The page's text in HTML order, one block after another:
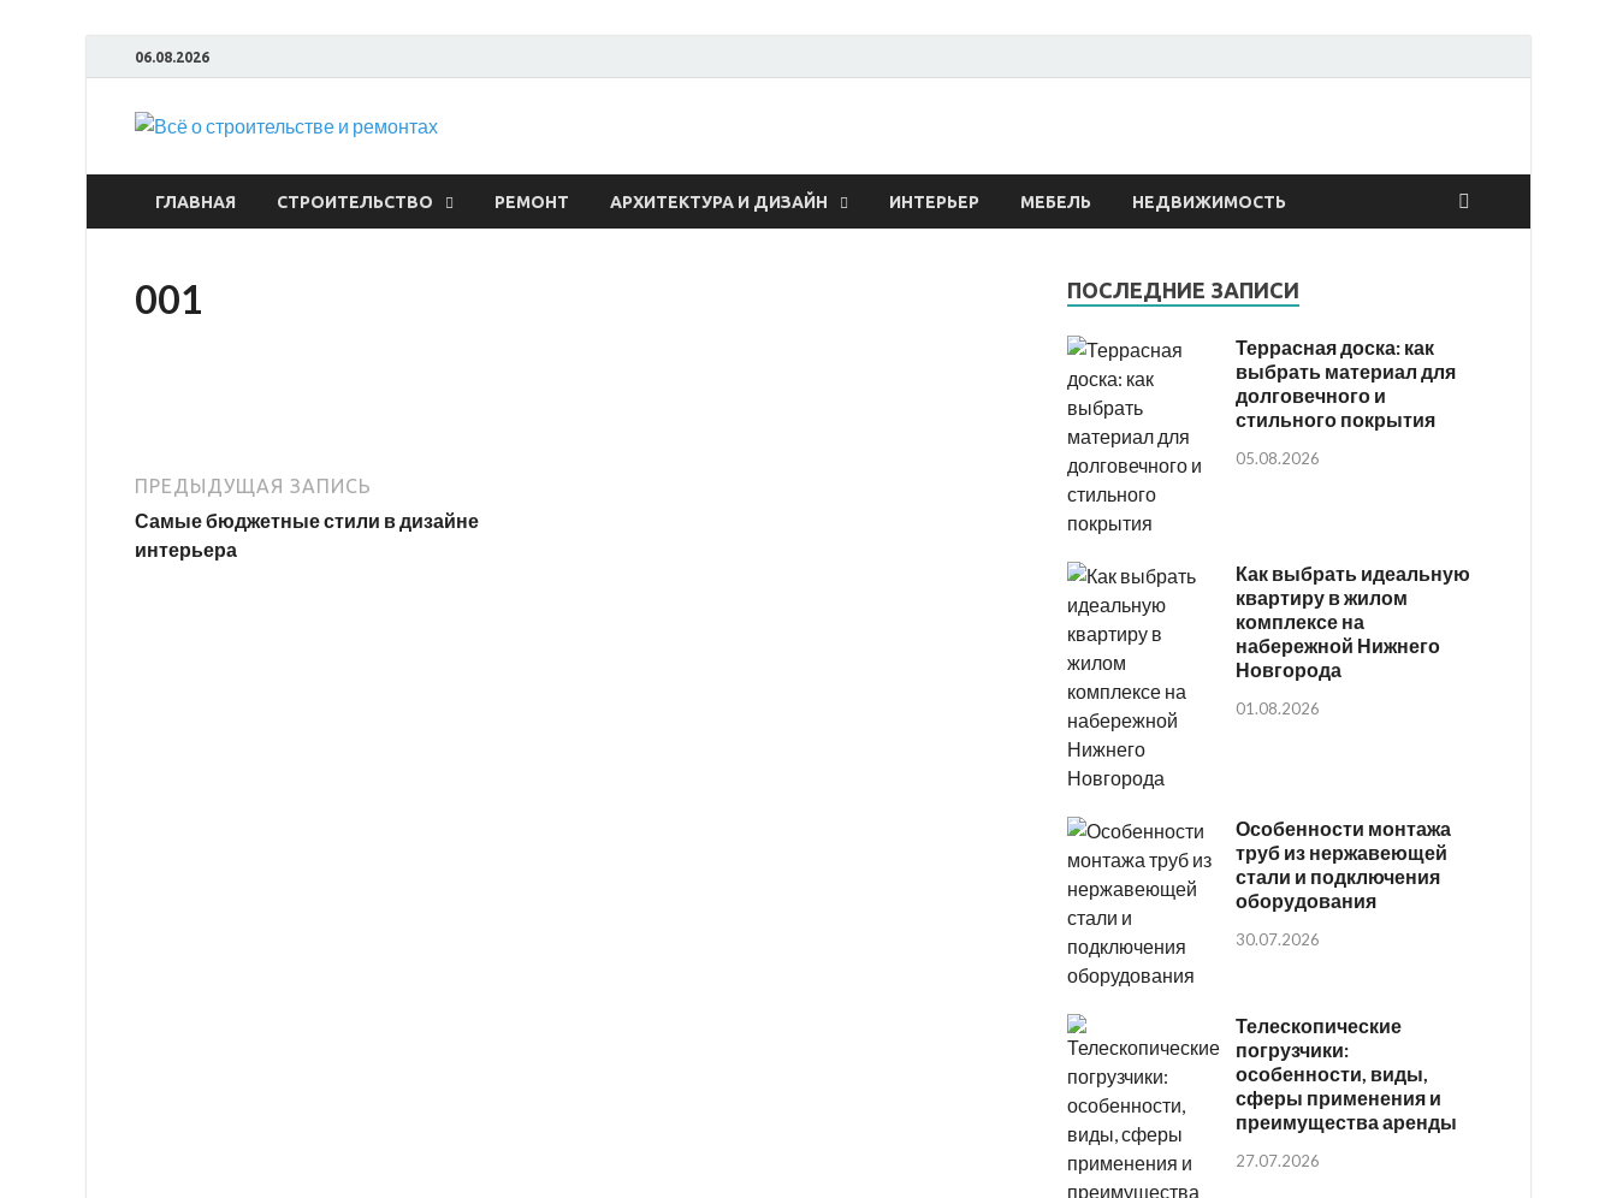
06.08.2026
Всё о строительстве и ремонтах
ГЛАВНАЯ СТРОИТЕЛЬСТВО РЕМОНТ АРХИТЕКТУРА И ДИЗАЙН ИНТЕРЬЕР МЕБЕЛЬ НЕДВИЖИМОСТЬ
001
ПРЕДЫДУЩАЯ ЗАПИСЬ
Самые бюджетные стили в дизайне
интерьера
ПОСЛЕДНИЕ ЗАПИСИ
Террасная доска: как
выбрать материал для
долговечного и
стильного покрытия
05.08.2026
Как выбрать идеальную
квартиру в жилом
комплексе на
набережной Нижнего
Новгорода
01.08.2026
Особенности монтажа
труб из нержавеющей
стали и подключения
оборудования
30.07.2026
Телескопические
погрузчики:
особенности, виды,
сферы применения и
преимущества аренды
27.07.2026